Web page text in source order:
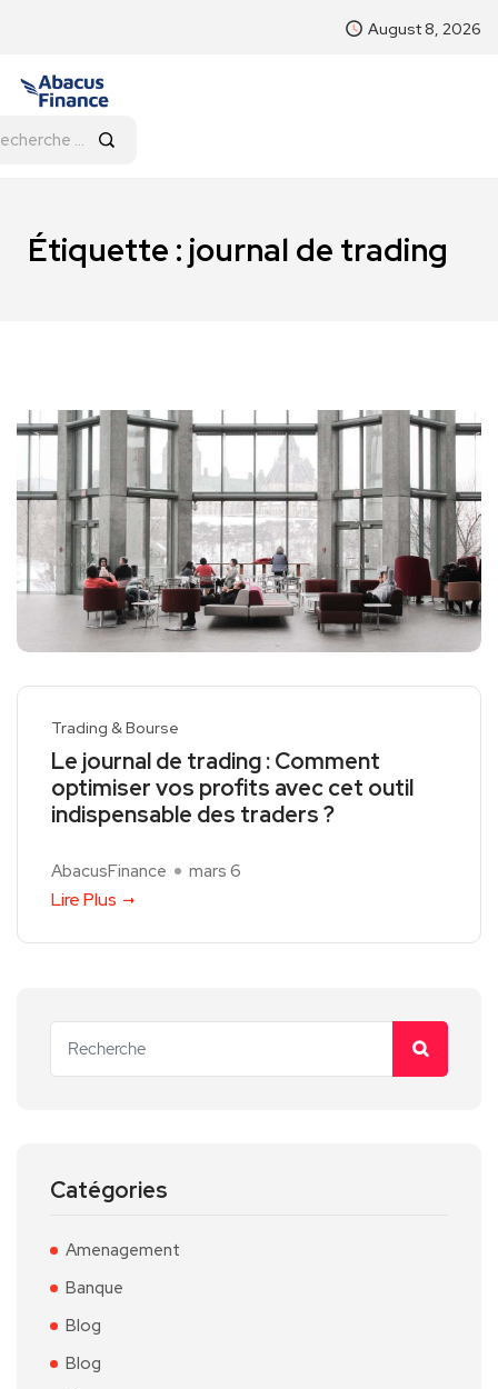
August 8, 2026
Étiquette : journal de trading
Trading & Bourse
Le journal de trading : Comment
optimiser vos profits avec cet outil
indispensable des traders ?
AbacusFinance mars 6
Lire Plus
Catégories
Amenagement
Banque
Blog
Blog